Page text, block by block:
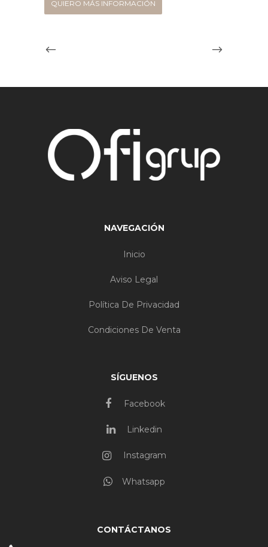
QUIERO MÁS INFORMACIÓN
NAVEGACIÓN
Inicio
Aviso Legal
Política De Privacidad
Condiciones De Venta
SÍGUENOS
Facebook
Linkedin
Instagram
Whatsapp
CONTÁCTANOS